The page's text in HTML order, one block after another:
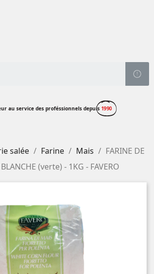
au service des proféssionnels depuis 1990
salée Farine Mais
FARINE DE
(verte) - 1KG - FAVERO